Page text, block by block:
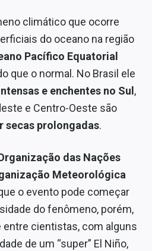
climático que ocorre
do oceano na região
Pacífico Equatorial
que o normal. No Brasil ele
e enchentes no Sul ,
e Centro-Oeste são
secas prolongadas.
das Nações
Meteorológica
o evento pode começar
do fenômeno, porém,
entre cientistas, com alguns
de um “super” El Niño,